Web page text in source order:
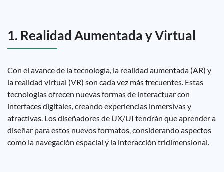
1. Realidad Aumentada y Virtual
Con el avance de la tecnología, la realidad aumentada (AR) y
la realidad virtual (VR) son cada vez más frecuentes. Estas
tecnologías ofrecen nuevas formas de interactuar con
interfaces digitales, creando experiencias inmersivas y
atractivas. Los diseñadores de UX/UI tendrán que aprender a
diseñar para estos nuevos formatos, considerando aspectos
como la navegación espacial y la interacción tridimensional.